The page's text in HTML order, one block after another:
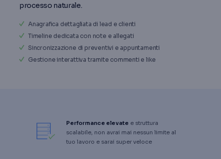
processo naturale.
Anagrafica dettagliata di lead e clienti
Timeline dedicata con note e allegati
Sincronizzazione di preventivi e appuntamenti
Gestione interattiva tramite commenti e like
Performance elevate e struttura
scalabile, non avrai mai nessun limite al
tuo lavoro e sarai super veloce